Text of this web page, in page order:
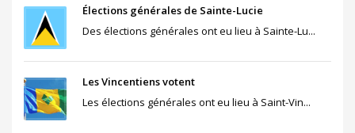
Élections générales de Sainte-Lucie
Des élections générales ont eu lieu à Sainte-Lu...
Les Vincentiens votent
Les élections générales ont eu lieu à Saint-Vin...